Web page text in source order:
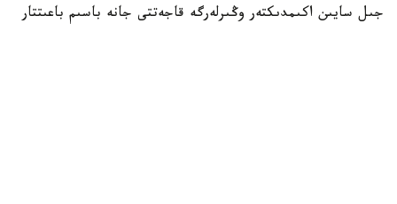
جىل سايىن اكىمدىكتەر وڭىرلەرگە قاجەتتى جانە باسىم باعىتتار